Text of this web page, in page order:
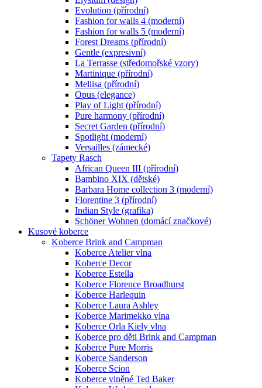
Evolution (přírodní)
Fashion for walls 4 (moderní)
Fashion for walls 5 (moderní)
Forest Dreams (přírodní)
Gentle (expresivní)
La Terrasse (středomořské vzory)
Martinique (přírodní)
Mellisa (přírodní)
Opus (elegance)
Play of Light (přírodní)
Pure harmony (přírodní)
Secret Garden (přírodní)
Spotlight (moderní)
Versailles (zámecké)
Tapety Rasch
African Queen III (přírodní)
Bambino XIX (dětské)
Barbara Home collection 3 (moderní)
Florentine 3 (přírodní)
Indian Style (grafika)
Schöner Wohnen (domácí značkové)
Kusové koberce
Koberce Brink and Campman
Koberce Atelier vlna
Koberce Decor
Koberce Estella
Koberce Florence Broadhurst
Koberce Harlequin
Koberce Laura Ashley
Koberce Marimekko vlna
Koberce Orla Kiely vlna
Koberce pro děti Brink and Campman
Koberce Pure Morris
Koberce Sanderson
Koberce Scion
Koberce vlněné Ted Baker